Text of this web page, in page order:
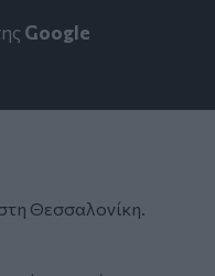
Google
Θεσσαλονίκη.